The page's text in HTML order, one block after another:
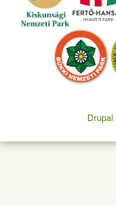
Drupal